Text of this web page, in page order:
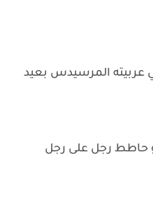
عربيته المرسيدس بعيد
حاطط رجل على رجل